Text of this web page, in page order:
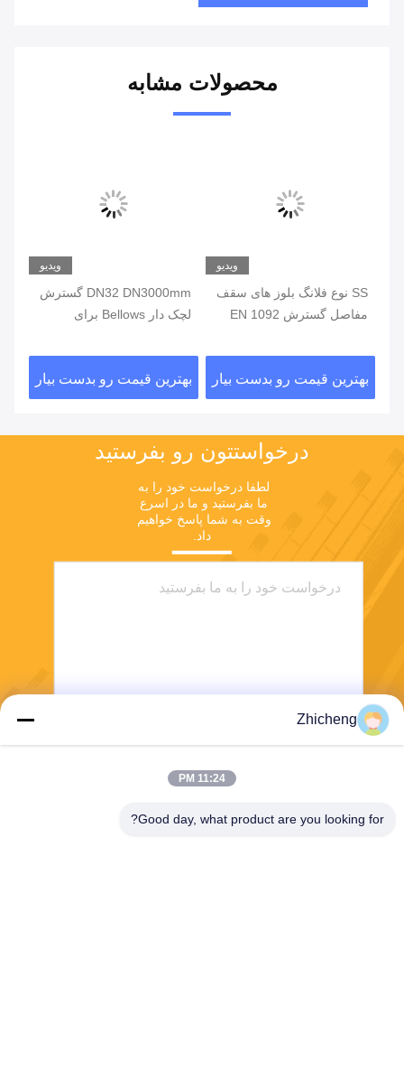
محصولات مشابه
ویدیو
SS نوع فلانگ بلوز های سقف
مفاصل گسترش EN 1092
تعویض کننده حرارتی
بهترین قیمت رو بدست بیار
ویدیو
DN32 DN3000mm گسترش
لچک دار Bellows برای
داده شده Tetrafluoro جبران
کننده آب رسیدگی
بهترین قیمت رو بدست بیار
درخواستتون رو بفرستيد
داد.
بفرست
Zhicheng
11:24 PM
Good day, what product are you looking for?